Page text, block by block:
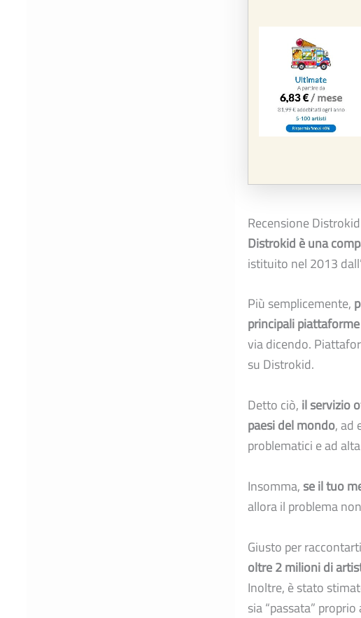
Recensione
Distrokid è una
istituito nel 2013
Più semplicemente,
principali
via dicendo.
su Distrokid.
Detto ciò, il servizio
paesi del mondo, ad
problematici e ad
Insomma, se il tuo
allora il problema
Giusto per
oltre 2 milioni di
Inoltre, è stato
sia “passata”